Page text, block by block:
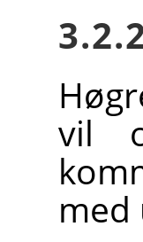
vil
med